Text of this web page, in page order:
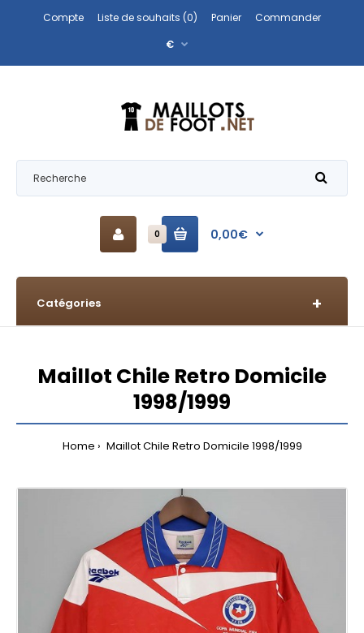
Compte Liste de souhaits (0) Panier
Commander
€
0 0,00€
Catégories
Maillot Chile Retro Domicile
1998/1999
Home Maillot Chile Retro Domicile 1998/1999